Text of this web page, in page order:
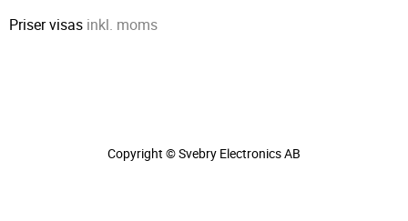
Priser visas inkl. moms
Copyright © Svebry Electronics AB